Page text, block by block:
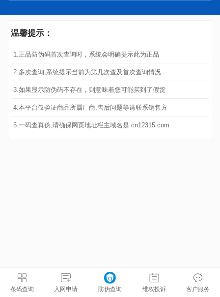
温馨提示：
1.正品防伪码首次查询时，系统会明确提示此为正品
2.多次查询,系统提示当前为第几次查及首次查询情况
3.如果显示防伪码不存在，则意味着您可能买到了假货
4.本平台仅验证商品所属厂商,售后问题等请联系销售方
5.一码查真伪,请确保网页地址栏主域名是 cn12315.com
条码查询 入网申请 防伪查询 维权投诉 客户服务